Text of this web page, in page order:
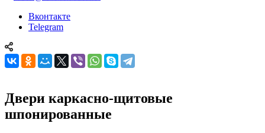
Вконтакте
Telegram
Двери каркасно-щитовые
шпонированные